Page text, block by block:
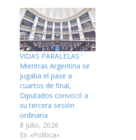
VIDAS PARALELAS :
Mientras Argentina se
jugaba el pase a
cuartos de final,
Diputados convocó a
su tercera sesión
ordinaria
8 julio, 2026
En «Política»